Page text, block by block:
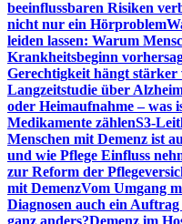
beeinflussbaren Risiken
nicht nur ein Hörproblem
leiden lassen: Warum
Krankheitsbeginn
Gerechtigkeit hängt stärker
Langzeitstudie über
oder Heimaufnahme – was
Medikamente zählenS3-
Menschen mit Demenz ist
und wie Pflege Einfluss
zur Reform der
mit DemenzVom Umgang
Diagnosen auch ein